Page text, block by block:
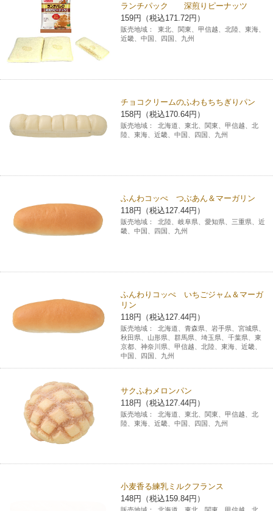
学び・教育
宅配ロッカー（店舗限定）
自転車シェアリング（店舗限定）
モバイルWi-Fiバッテリーシェアリング（店舗限定）
ソフトバンクギフト
セブン-イレブンの横顔
セブン-イレブンの歴史
ランチパック 深煎りピーナッツ
159円（税込171.72円）
販売地域：
東北、関東、甲信越、北陸、東海、
近畿、中国、四国、九州
チョコクリームのふわもちちぎりパン
158円（税込170.64円）
販売地域：
北海道、東北、関東、甲信越、北
陸、東海、近畿、中国、四国、九州
ふんわコッぺ つぶあん＆マーガリン
118円（税込127.44円）
販売地域：
北陸、岐阜県、愛知県、三重県、近
畿、中国、四国、九州
ふんわりコッぺ いちごジャム＆マーガ
リン
118円（税込127.44円）
販売地域：
北海道、青森県、岩手県、宮城県、
秋田県、山形県、群馬県、埼玉県、千葉県、東
京都、神奈川県、甲信越、北陸、東海、近畿、
中国、四国、九州
サクふわメロンパン
118円（税込127.44円）
販売地域：
北海道、東北、関東、甲信越、北
陸、東海、近畿、中国、四国、九州
小麦香る練乳ミルクフランス
148円（税込159.84円）